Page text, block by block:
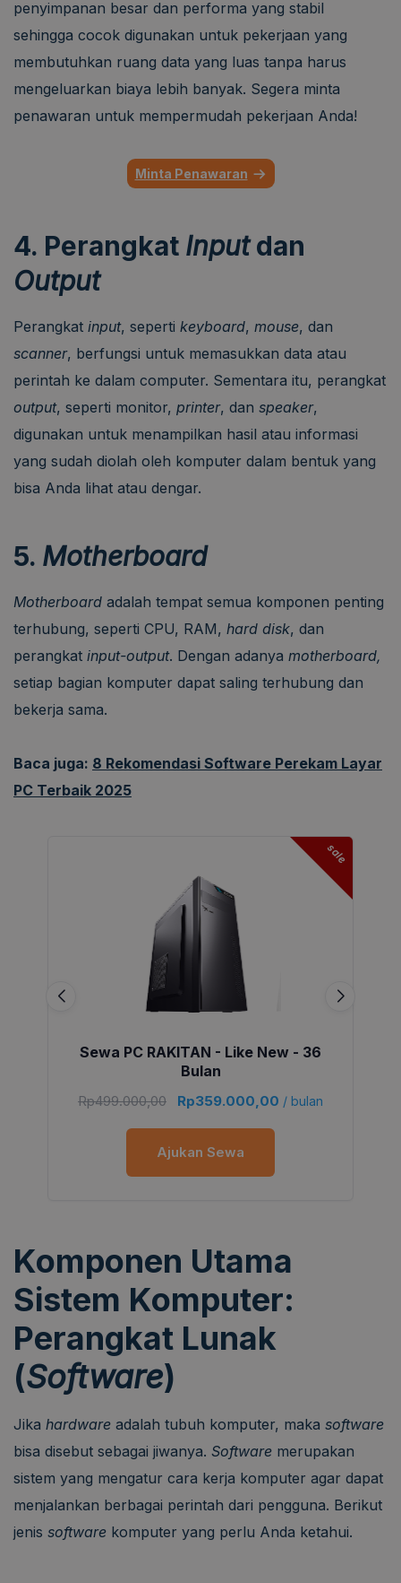
penyimpanan besar dan performa yang stabil
sehingga cocok digunakan untuk pekerjaan yang
membutuhkan ruang data yang luas tanpa harus
mengeluarkan biaya lebih banyak. Segera minta
penawaran untuk mempermudah pekerjaan Anda!
Minta Penawaran
4. Perangkat Inputdan
Output
Perangkat input, seperti keyboard, mouse, dan
scanner, berfungsi untuk memasukkan data atau
perintah ke dalam computer. Sementara itu, perangkat
output, seperti monitor, printer, dan speaker,
digunakan untuk menampilkan hasil atau informasi
yang sudah diolah oleh komputer dalam bentuk yang
bisa Anda lihat atau dengar.
5. Motherboard
­­­­Motherboard adalah tempat semua komponen penting
terhubung, seperti CPU, RAM, hard disk, dan
perangkat input-output. Dengan adanya motherboard,
setiap bagian komputer dapat saling terhubung dan
bekerja sama.
Baca juga: 8 Rekomendasi Software Perekam Layar
PC Terbaik 2025
sale
Sewa PC RAKITAN - Like New - 36
Bulan
Rp499.000,00 Rp359.000,00 / bulan
Ajukan Sewa
Komponen Utama
Sistem Komputer:
Perangkat Lunak
(Software)
Jika hardware adalah tubuh komputer, maka software
bisa disebut sebagai jiwanya. Software merupakan
sistem yang mengatur cara kerja komputer agar dapat
menjalankan berbagai perintah dari pengguna. Berikut
jenis software komputer yang perlu Anda ketahui.